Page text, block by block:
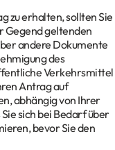
zu erhalten, sollten Sie
Gegend geltenden
andere Dokumente
des
Verkehrsmittel
Antrag auf
abhängig von Ihrer
sich bei Bedarf über
bevor Sie den